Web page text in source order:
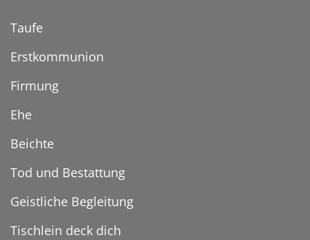
Taufe
Erstkommunion
Firmung
Ehe
Beichte
Tod und Bestattung
Geistliche Begleitung
Tischlein deck dich